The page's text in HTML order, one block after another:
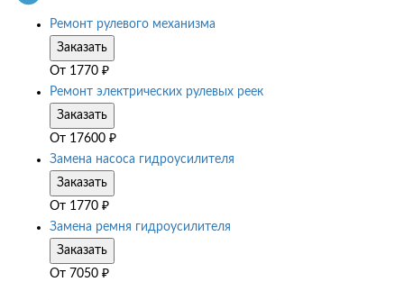
Ремонт рулевого механизма
Заказать
От 1770 ₽
Ремонт электрических рулевых реек
Заказать
От 17600 ₽
Замена насоса гидроусилителя
Заказать
От 1770 ₽
Замена ремня гидроусилителя
Заказать
От 7050 ₽